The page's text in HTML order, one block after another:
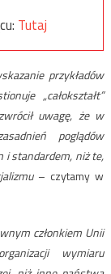
Tutaj
przykładów
„całokształt”
uwagę, że w
poglądów
i standardem, niż te,
– czytamy w
członkiem Unii
wymiaru